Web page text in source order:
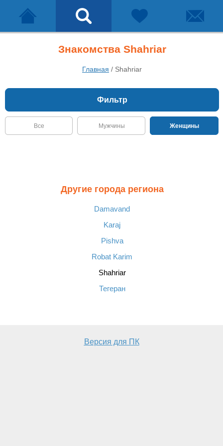
Знакомства Shahriar
Главная / Shahriar
Фильтр
Все Мужчины Женщины
Другие города региона
Damavand
Karaj
Pishva
Robat Karim
Shahriar
Тегеран
Версия для ПК